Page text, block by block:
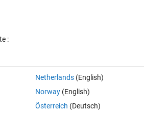
:
Netherlands(English)
Norway(English)
Österreich (Deutsch)